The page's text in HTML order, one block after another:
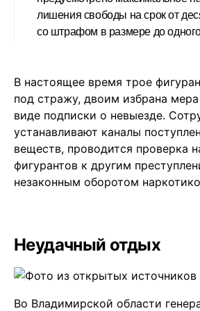
лишения свободы на срок от
со штрафом в размере до
В настоящее время трое
под стражу, двоим избрана
виде подписки о невыезде.
устанавливают каналы
веществ, проводится проверка
фигурантов к другим
незаконным оборотом
Неудачный отдых
Во Владимирской области